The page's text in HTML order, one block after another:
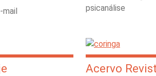
mail
psicanálise
Acervo